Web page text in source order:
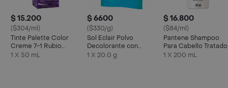
$ 15.200
($304/ml)
Tinte Palette Color
Creme 7-1 Rubio
Medio Cenizo
1 X 50 mL
$ 6600
($330/g)
Sol Eclair Polvo
Decolorante con
Keratina
1 X 20.0 g
$ 16.800
($84/ml)
Pantene Shampoo
Para Cabello Tratado
Químicamente
1 X 200 mL